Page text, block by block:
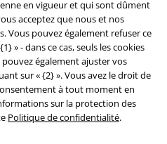
en vigueur et qui sont dûment
acceptez que nous et nos
Vous pouvez également refuser ce
» - dans ce cas, seuls les cookies
également ajuster vos
sur « {2} ». Vous avez le droit de
à tout moment en
sur la protection des
Politique de confidentialité.
de l'environnement